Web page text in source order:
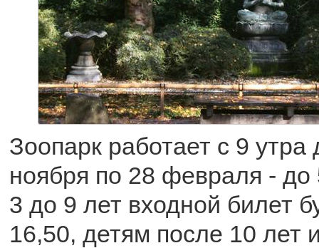
Зоопарк работает с 9 утра
ноября по 28 февраля - до
3 до 9 лет входной билет
16,50, детям после 10 лет